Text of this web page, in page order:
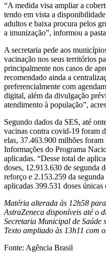
“A medida visa ampliar a
tendo em vista a
adultos e baixa procura pelos
a imunização”, informou a
A secretaria pede aos
vacinação nos seus territórios
principalmente nos casos de
recomendado ainda a
preferencialmente com
digital, além da divulgação
atendimento à população”,
Segundo dados da SES, até
vacinas contra covid-19 foram
elas, 37.463.900 milhões foram
Informações do Programa
aplicadas. “Desse total de
doses, 12.913.630 de segunda
reforço e 2.153.259 da
aplicadas 399.531 doses
Matéria alterada às 12h58
AstraZeneca disponíveis até o
Secretaria Municipal de Saúde
Texto ampliado às 13h11 com
Fonte: Agência Brasil